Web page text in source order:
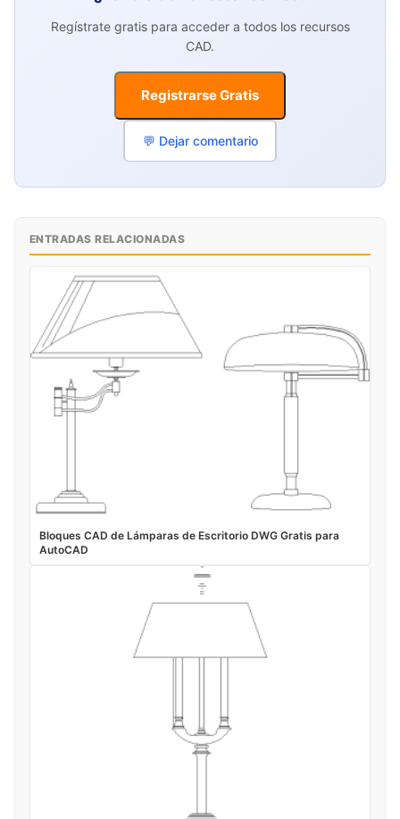
Regístrate gratis para acceder a todos los recursos
CAD.
Registrarse Gratis
💬 Dejar comentario
ENTRADAS RELACIONADAS
Bloques CAD de Lámparas de Escritorio DWG Gratis para
AutoCAD